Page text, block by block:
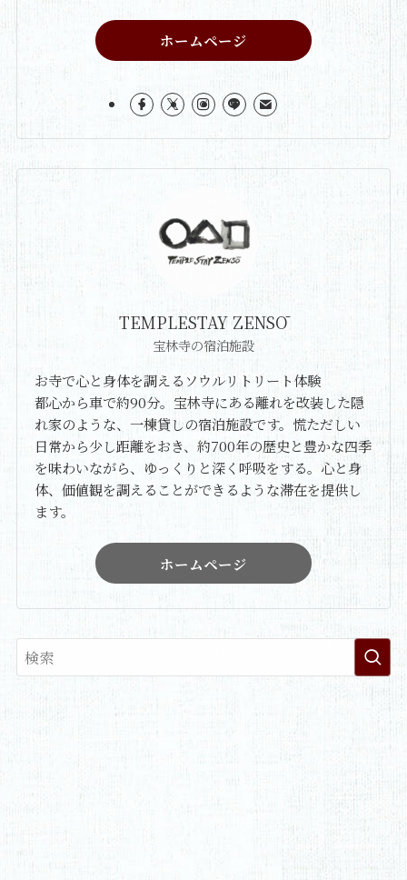
ホームページ
TEMPLESTAY ZENSŌ
宝林寺の宿泊施設
お寺で心と身体を調えるソウルリトリート体験
都心から車で約90分。宝林寺にある離れを改装した隠
れ家のような、一棟貸しの宿泊施設です。慌ただしい
日常から少し距離をおき、約700年の歴史と豊かな四季
を味わいながら、ゆっくりと深く呼吸をする。心と身
体、価値観を調えることができるような滞在を提供し
ます。
ホームページ